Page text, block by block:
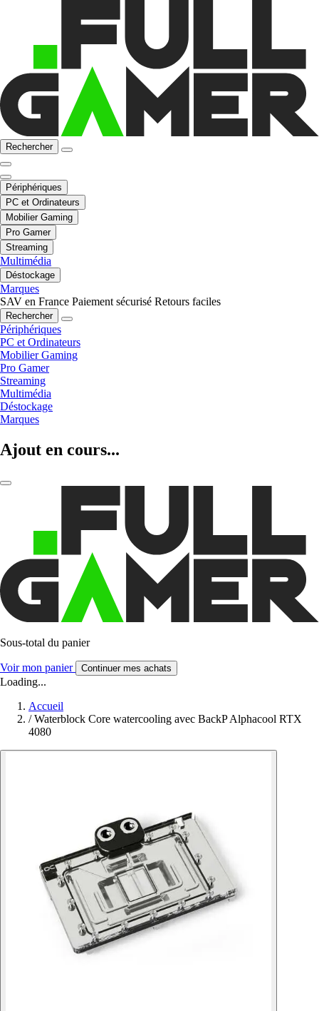
Rechercher
Périphériques
PC et Ordinateurs
Mobilier Gaming
Pro Gamer
Streaming
Multimédia
Déstockage
Marques
SAV en France Paiement sécurisé Retours faciles
Rechercher
Périphériques
PC et Ordinateurs
Mobilier Gaming
Pro Gamer
Streaming
Multimédia
Déstockage
Marques
Ajout en cours...
Sous-total du panier
Voir mon panier Continuer mes achats
Loading...
Accueil
/ Waterblock Core watercooling avec BackP Alphacool RTX
4080